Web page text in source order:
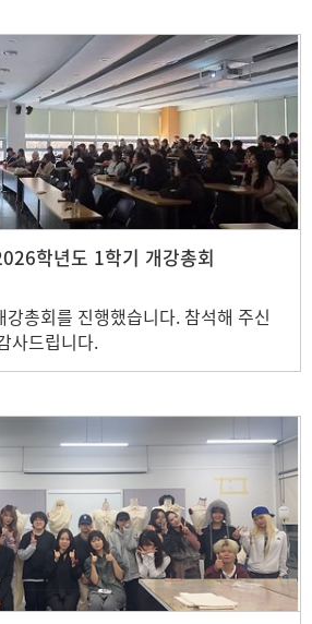
학년도 1학기 개강총회
총회를 진행했습니다. 참석해 주신
사드립니다.